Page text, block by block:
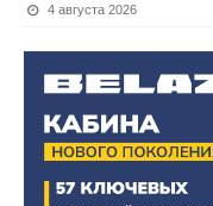
4 августа 2026